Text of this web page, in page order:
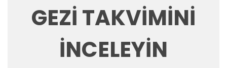
GEZİ TAKVİMİNİ
İNCELEYİN